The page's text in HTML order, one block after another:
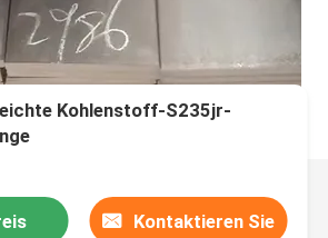
Kohlenstoff-S235jr-
Kontaktieren Sie